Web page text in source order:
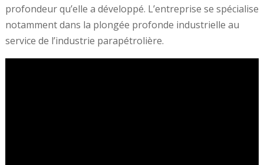
profondeur qu’elle a développé. L’entreprise se spécialise
notamment dans la plongée profonde industrielle au
service de l’industrie parapétrolière.